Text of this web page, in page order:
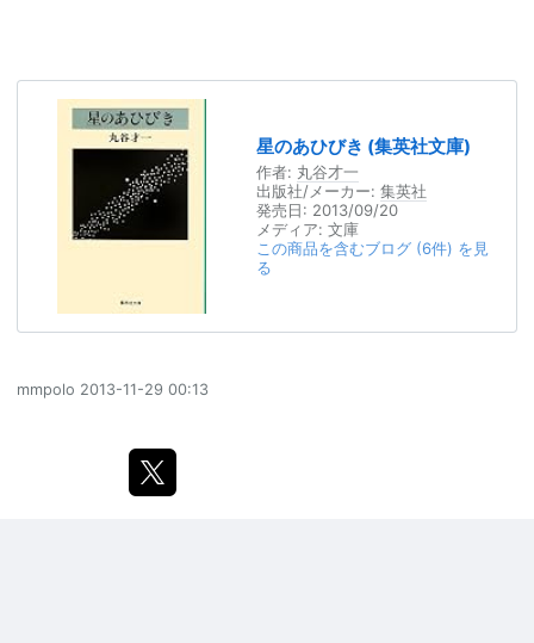
星のあひびき (集英社文庫)
作者: 丸谷才一
出版社/メーカー: 集英社
発売日: 2013/09/20
メディア: 文庫
この商品を含むブログ (6件) を見
る
mmpolo 2013-11-29 00:13